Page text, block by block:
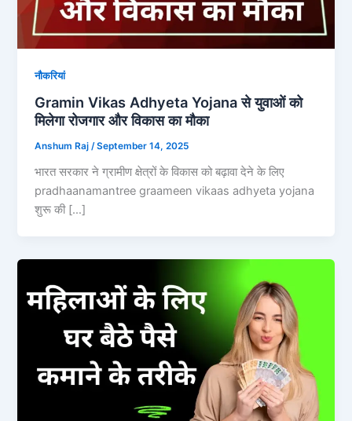
नौकरियां
Gramin Vikas Adhyeta Yojana से युवाओं को
मिलेगा रोजगार और विकास का मौका
Anshum Raj/September 14, 2025
भारत सरकार ने ग्रामीण क्षेत्रों के विकास को बढ़ावा देने के लिए
pradhaanamantree graameen vikaas adhyeta yojana
शुरू की […]